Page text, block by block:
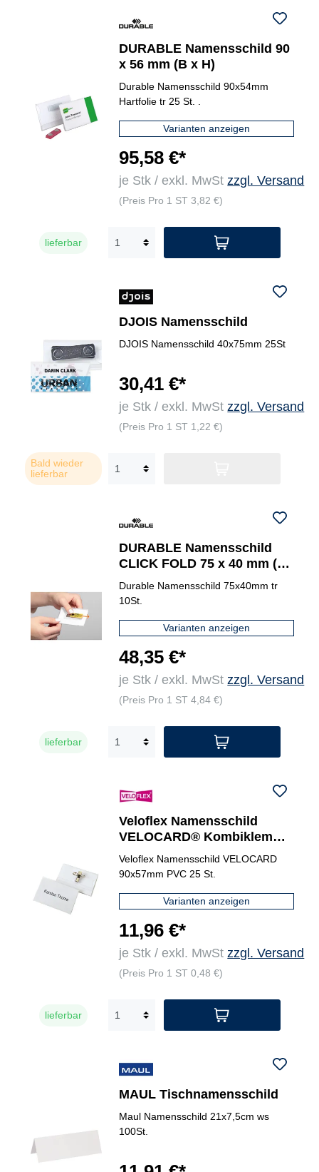
DURABLE Namensschild 90
x 56 mm (B x H)
Durable Namensschild 90x54mm
Hartfolie tr 25 St. .
Varianten anzeigen
95,58 €*
je Stk / exkl. MwStzzgl. Versand
(Preis Pro 1 ST 3,82 €)
lieferbar
DJOIS Namensschild
DJOIS Namensschild 40x75mm 25St
30,41 €*
je Stk / exkl. MwStzzgl. Versand
(Preis Pro 1 ST 1,22 €)
Bald wieder
lieferbar
DURABLE Namensschild
CLICK FOLD 75 x 40 mm (B
x H)
Durable Namensschild 75x40mm tr
10St.
Varianten anzeigen
48,35 €*
je Stk / exkl. MwStzzgl. Versand
(Preis Pro 1 ST 4,84 €)
lieferbar
Veloflex Namensschild
VELOCARD® Kombiklemme
25 St./Pack.
Veloflex Namensschild VELOCARD
90x57mm PVC 25 St.
Varianten anzeigen
11,96 €*
je Stk / exkl. MwStzzgl. Versand
(Preis Pro 1 ST 0,48 €)
lieferbar
MAUL Tischnamensschild
Maul Namensschild 21x7,5cm ws
100St.